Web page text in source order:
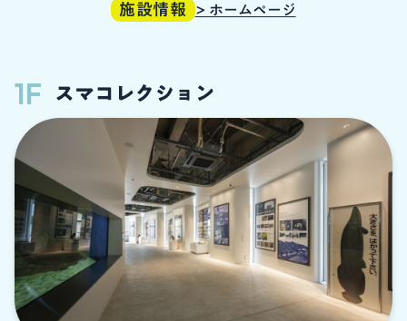
施設情報 > ホームページ
1F スマコレクション